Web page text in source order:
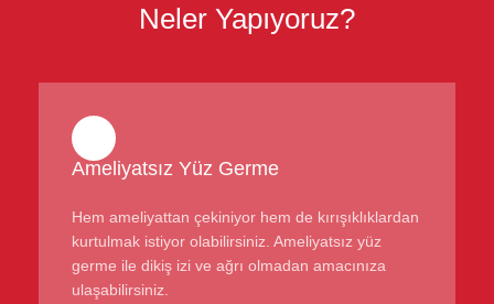
Neler Yapıyoruz?
Ameliyatsız Yüz Germe
Hem ameliyattan çekiniyor hem de kırışıklıklardan
kurtulmak istiyor olabilirsiniz. Ameliyatsız yüz
germe ile dikiş izi ve ağrı olmadan amacınıza
ulaşabilirsiniz.